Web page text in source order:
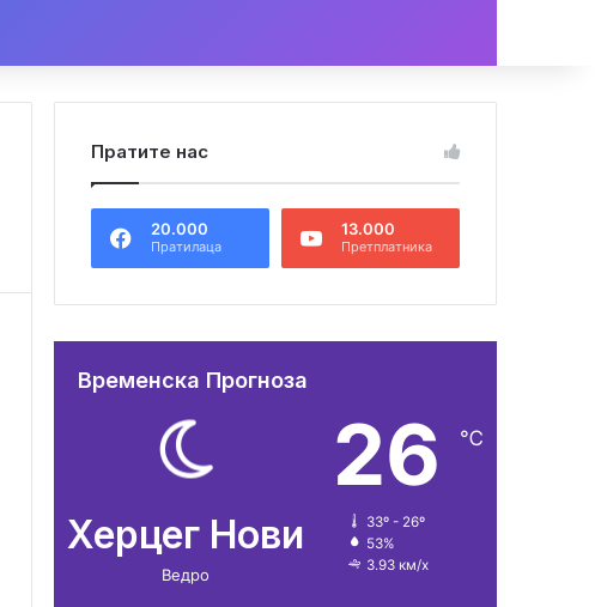
Пратите нас
20.000
Пратилаца
13.000
Претплатника
Временска Прогноза
Херцег Нови
Ведро
26 ℃
33º - 26º
53%
3.93 км/х